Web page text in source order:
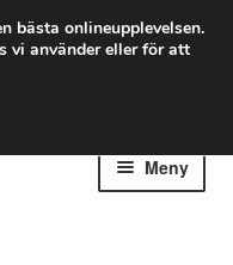
kr
frakt
Meny
bästa onlineupplevelsen.
vi använder eller för att